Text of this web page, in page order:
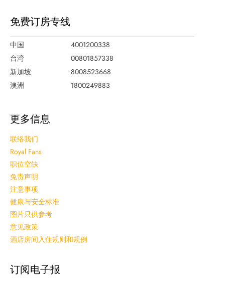
免费订房专线
中国
4001200338
台湾
00801857338
新加坡
8008523668
澳洲
1800249883
更多信息
联络我们
Royal Fans
职位空缺
免责声明
注意事项
健康与安全标准
图片只供参考
意见政策
酒店房间入住规则和规例
订阅电子报